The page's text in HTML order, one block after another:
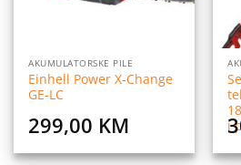
AKUMULATORSKE PILE
Einhell Power X-Change
GE-LC
299,00 KM
i